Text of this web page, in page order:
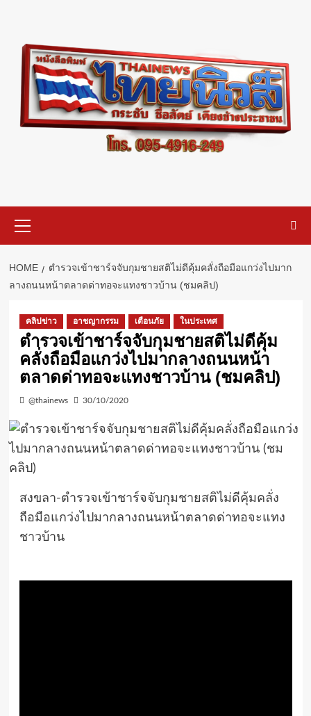
content
Menu
HOME
ตำรวจเข้าชาร์จจับกุมชายสติไม่ดีคุ้มคลั่งถือมือแกว่งไปมาก
ลางถนนหน้าตลาดด่าทอจะแทงชาวบ้าน (ชมคลิป)
คลิปข่าว อาชญากรรม เตือนภัย ในประเทศ
ตำรวจเข้าชาร์จจับกุมชายสติไม่ดีคุ้ม
คลั่งถือมือแกว่งไปมากลางถนนหน้า
ตลาดด่าทอจะแทงชาวบ้าน (ชมคลิป)
@thainews 30/10/2020
สงขลา-ตำรวจเข้าชาร์จจับกุมชายสติไม่ดีคุ้มคลั่ง
ถือมือแกว่งไปมากลางถนนหน้าตลาดด่าทอจะแทง
ชาวบ้าน